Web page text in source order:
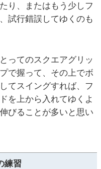
り、またはもう少しフ
試行錯誤してゆくのも
ってのスクエアグリッ
で握って、その上でボ
てスイングすれば、フ
を上から入れてゆくよ
びることが多いと思い
練習